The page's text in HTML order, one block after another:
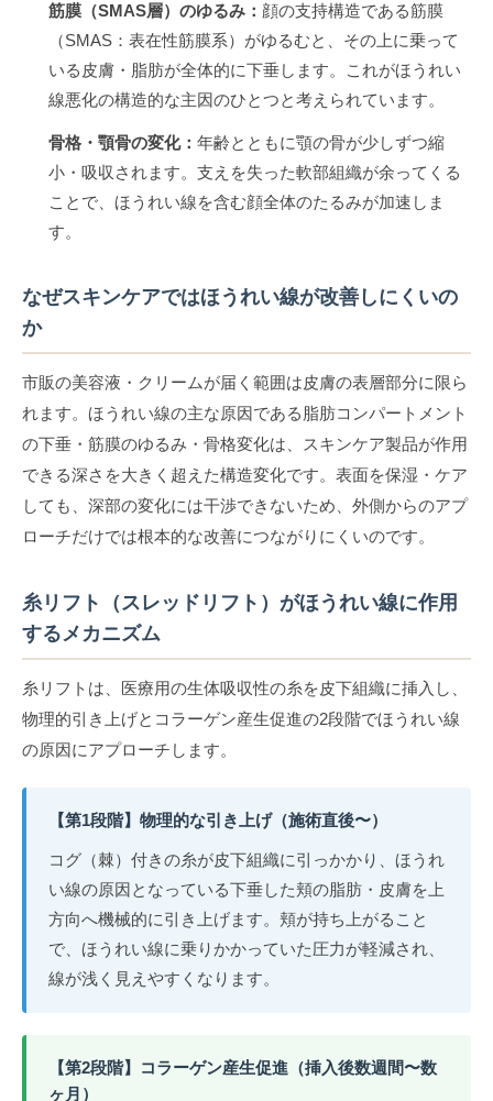
筋膜（SMAS層）のゆるみ： 顔の支持構造である筋膜
（SMAS：表在性筋膜系）がゆるむと、その上に乗って
いる皮膚・脂肪が全体的に下垂します。これがほうれい
線悪化の構造的な主因のひとつと考えられています。
骨格・顎骨の変化： 年齢とともに顎の骨が少しずつ縮
小・吸収されます。支えを失った軟部組織が余ってくる
ことで、ほうれい線を含む顔全体のたるみが加速しま
す。
なぜスキンケアではほうれい線が改善しにくいの
か
市販の美容液・クリームが届く範囲は皮膚の表層部分に限ら
れます。ほうれい線の主な原因である脂肪コンパートメント
の下垂・筋膜のゆるみ・骨格変化は、スキンケア製品が作用
できる深さを大きく超えた構造変化です。表面を保湿・ケア
しても、深部の変化には干渉できないため、外側からのアプ
ローチだけでは根本的な改善につながりにくいのです。
糸リフト（スレッドリフト）がほうれい線に作用
するメカニズム
糸リフトは、医療用の生体吸収性の糸を皮下組織に挿入し、
物理的引き上げとコラーゲン産生促進の2段階でほうれい線
の原因にアプローチします。
【第1段階】物理的な引き上げ（施術直後〜）
コグ（棘）付きの糸が皮下組織に引っかかり、ほうれ
い線の原因となっている下垂した頬の脂肪・皮膚を上
方向へ機械的に引き上げます。頬が持ち上がること
で、ほうれい線に乗りかかっていた圧力が軽減され、
線が浅く見えやすくなります。
【第2段階】コラーゲン産生促進（挿入後数週間〜数
ヶ月）